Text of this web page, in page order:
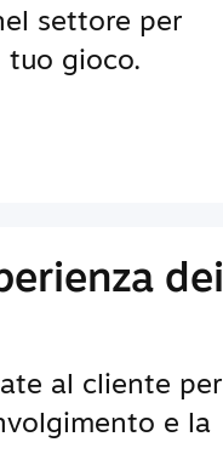
settore per
gioco.
dei
al cliente per
e la